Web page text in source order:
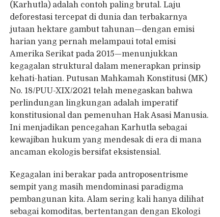
(Karhutla) adalah contoh paling brutal. Laju
deforestasi tercepat di dunia dan terbakarnya
jutaan hektare gambut tahunan—dengan emisi
harian yang pernah melampaui total emisi
Amerika Serikat pada 2015—menunjukkan
kegagalan struktural dalam menerapkan prinsip
kehati-hatian. Putusan Mahkamah Konstitusi (MK)
No. 18/PUU-XIX/2021 telah menegaskan bahwa
perlindungan lingkungan adalah imperatif
konstitusional dan pemenuhan Hak Asasi Manusia.
Ini menjadikan pencegahan Karhutla sebagai
kewajiban hukum yang mendesak di era di mana
ancaman ekologis bersifat eksistensial.
Kegagalan ini berakar pada antroposentrisme
sempit yang masih mendominasi paradigma
pembangunan kita. Alam sering kali hanya dilihat
sebagai komoditas, bertentangan dengan Ekologi